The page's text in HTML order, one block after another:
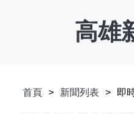
高雄
首頁 新聞列表 即